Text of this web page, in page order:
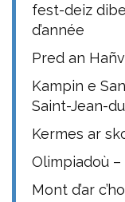
fest-deiz
d’année
Pred an
Kampin e
Saint-Jean-
Kermes ar
Olimpiadoù
Mont d’ar